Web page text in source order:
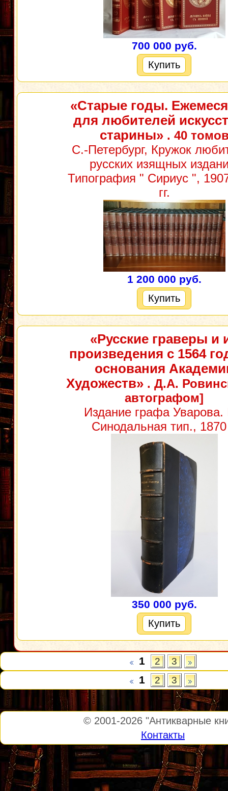
700 000 руб.
Купить
«Старые годы.
для любителей
старины». 40
С.-Петербург, Кружок
русских изящных
Типография " Сириус ",
гг.
1 200 000 руб.
Купить
«Русские граверы и
произведения с 1564
основания
Художеств». Д.А.
автографом]
Издание графа
Синодальная тип., 1870
350 000 руб.
Купить
1 2 3
1 2 3
© 2001-2026 "Антикварные
Контакты